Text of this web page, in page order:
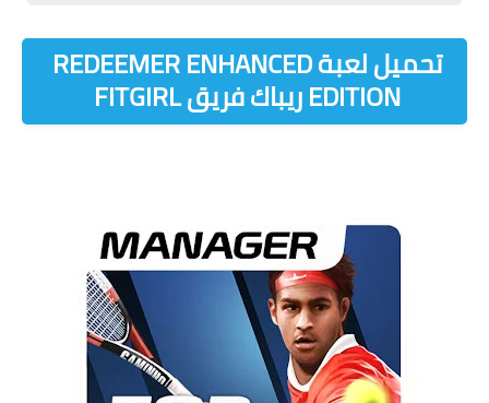
تحميل لعبة REDEEMER ENHANCED
EDITION ريباك فريق FITGIRL